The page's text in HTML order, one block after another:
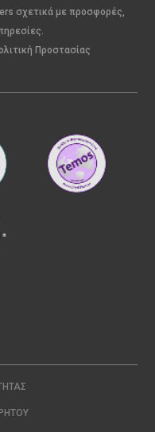
σχετικά με προσφορές,
Προστασίας